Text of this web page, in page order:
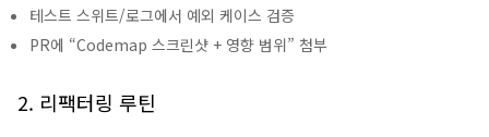
테스트 스위트/로그에서 예외 케이스 검증
PR에 “Codemap 스크린샷 + 영향 범위” 첨부
2. 리팩터링 루틴